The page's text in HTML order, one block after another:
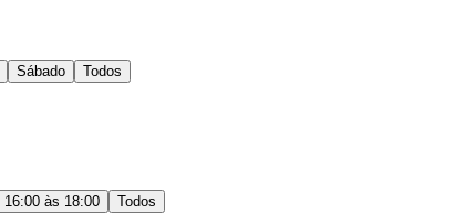
Sábado Todos
16:00 às 18:00
Todos